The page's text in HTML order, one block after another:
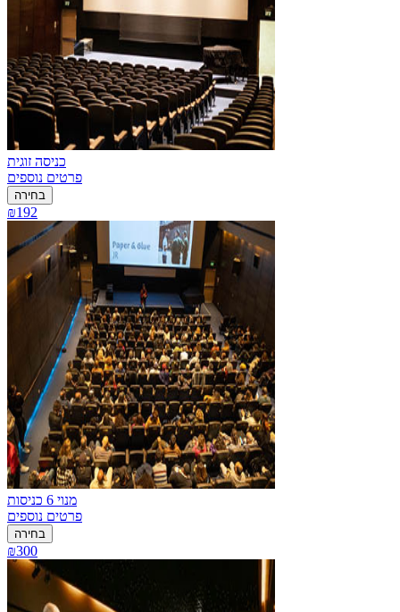
כניסה זוגית
פרטים נוספים
בחירה
₪192
מנוי 6 כניסות
פרטים נוספים
בחירה
₪300